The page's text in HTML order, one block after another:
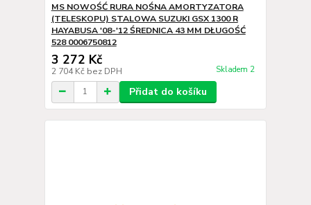
MS NOWOŚĆ RURA NOŚNA AMORTYZATORA
(TELESKOPU) STALOWA SUZUKI GSX 1300 R
HAYABUSA '08-'12 ŚREDNICA 43 MM DŁUGOŚĆ
528 0006750812
3 272 Kč
2 704 Kč bez DPH Skladem 2
Přidat do košíku